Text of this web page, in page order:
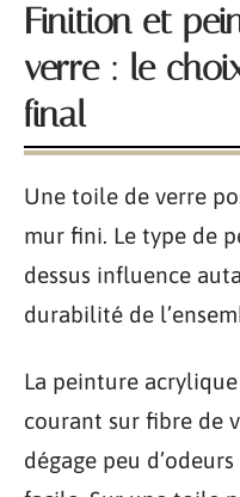
Finition et
verre : le
final
Une toile de verre
mur fini. Le type de
dessus influence
durabilité de
La peinture
courant sur fibre de
dégage peu